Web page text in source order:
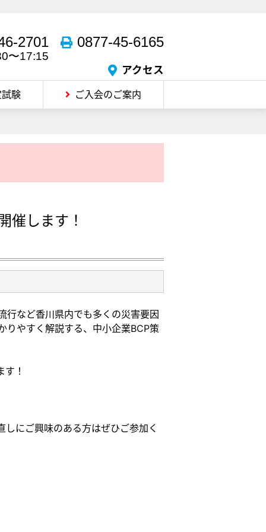
2701
〜17:15
0877-45-6165
アクセス
験 ご入会のご案内
催します！
行など香川県内でも多くの災害要因
りやすく解説する、中小企業BCP策
！
にご興味のある方はぜひご参加く